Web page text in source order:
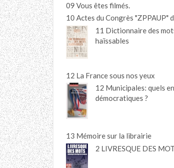
09 Vous êtes filmés.
10 Actes du Congrès "ZPPAUP"
11 Dictionnaire des
haïssables
12 La France sous nos yeux
12 Municipales: quels
démocratiques ?
13 Mémoire sur la librairie
2 LIVRESQUE DES